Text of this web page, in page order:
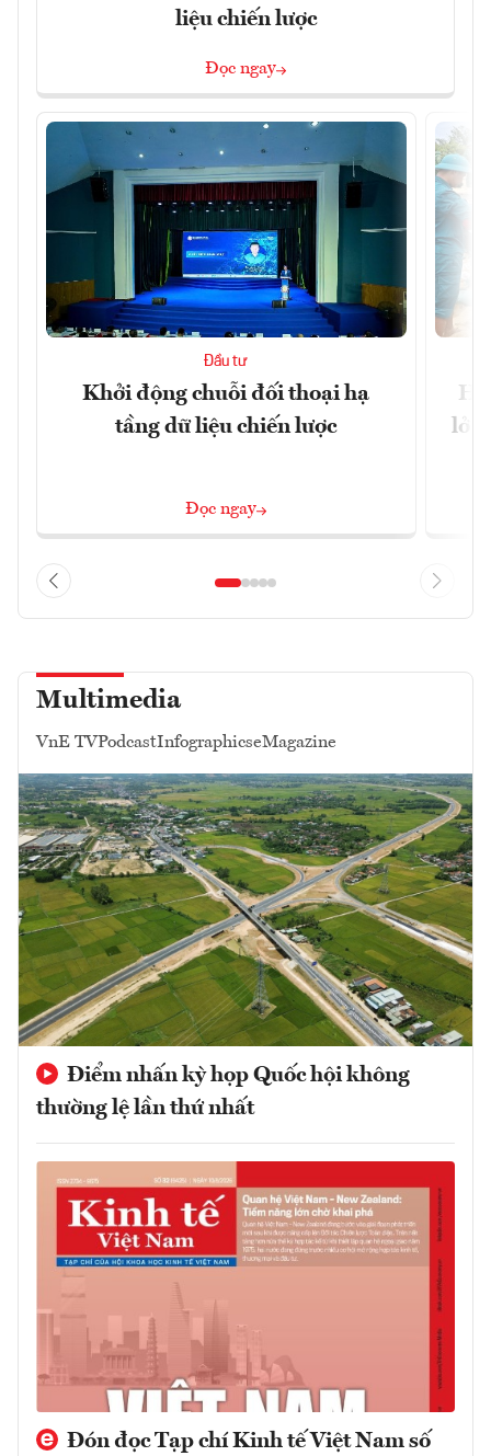
liệu chiến lược
Đọc ngay
Đầu tư
Khởi động chuỗi đối thoại hạ
tầng dữ liệu chiến lược
Đọc ngay
lở
Multimedia
VnE TVPodcastInfographicseMagazine
Điểm nhấn kỳ họp Quốc hội không
thường lệ lần thứ nhất
Đón đọc Tạp chí Kinh tế Việt Nam số